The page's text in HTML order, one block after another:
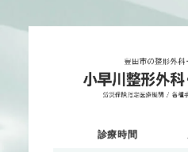
診療時間